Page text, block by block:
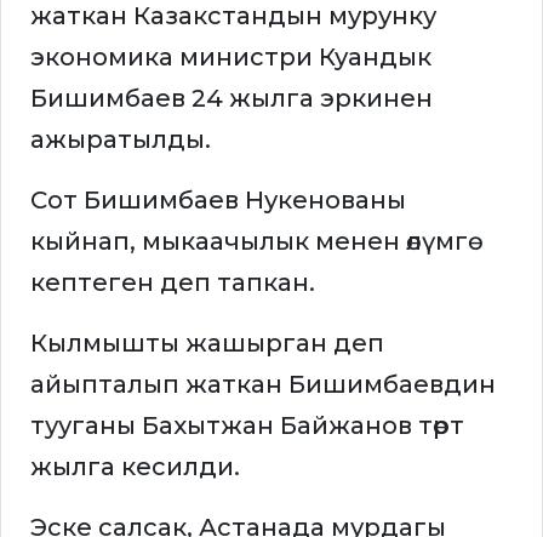
жаткан Казакстандын мурунку
экономика министри Куандык
Бишимбаев 24 жылга эркинен
ажыратылды.
Сот Бишимбаев Нукенованы
кыйнап, мыкаачылык менен өлүмгө
кептеген деп тапкан.
Кылмышты жашырган деп
айыпталып жаткан Бишимбаевдин
тууганы Бахытжан Байжанов төрт
жылга кесилди.
Эске салсак, Астанада мурдагы